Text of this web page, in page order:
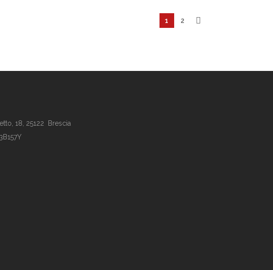
1 2
18, 25122 Brescia